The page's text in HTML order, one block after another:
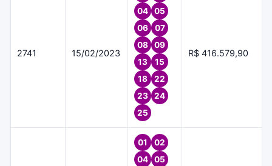
2741 15/02/2023
04
05
06
07
08
09
13
15
18
22
23
24
25
R$ 416.579,90
01
02
04
05